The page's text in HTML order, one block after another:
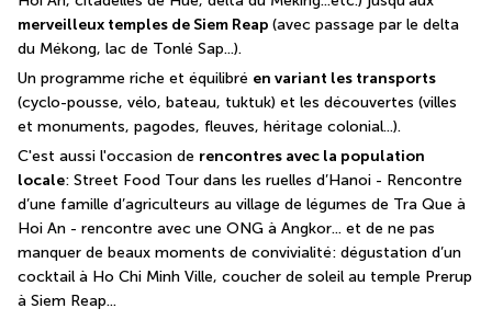
merveilleux temples de Siem Reap (avec passage par le delta
du Mékong, lac de Tonlé Sap...).
Un programme riche et équilibré en variant les transports
(cyclo-pousse, vélo, bateau, tuktuk) et les découvertes (villes
et monuments, pagodes, fleuves, héritage colonial...).
C'est aussi l'occasion de rencontres avec la population
locale: Street Food Tour dans les ruelles d’Hanoi - Rencontre
d’une famille d’agriculteurs au village de légumes de Tra Que à
Hoi An - rencontre avec une ONG à Angkor... et de ne pas
manquer de beaux moments de convivialité: dégustation d’un
cocktail à Ho Chi Minh Ville, coucher de soleil au temple Prerup
à Siem Reap...